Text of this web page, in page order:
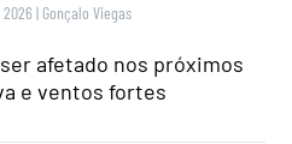
2026 | Gonçalo Viegas
afetado nos próximos
e ventos fortes